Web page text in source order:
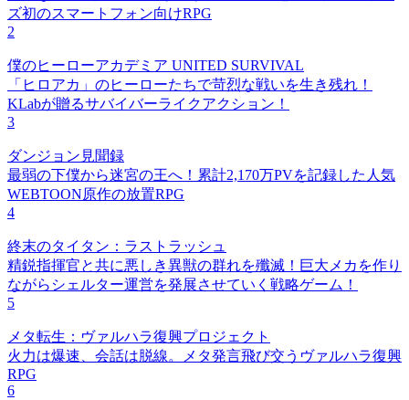
ズ初のスマートフォン向けRPG
2
僕のヒーローアカデミア UNITED SURVIVAL
「ヒロアカ」のヒーローたちで苛烈な戦いを生き残れ！
KLabが贈るサバイバーライクアクション！
3
ダンジョン見聞録
最弱の下僕から迷宮の王へ！累計2,170万PVを記録した人気
WEBTOON原作の放置RPG
4
終末のタイタン：ラストラッシュ
精鋭指揮官と共に悪しき異獣の群れを殲滅！巨大メカを作り
ながらシェルター運営を発展させていく戦略ゲーム！
5
メタ転生：ヴァルハラ復興プロジェクト
火力は爆速、会話は脱線。メタ発言飛び交うヴァルハラ復興
RPG
6